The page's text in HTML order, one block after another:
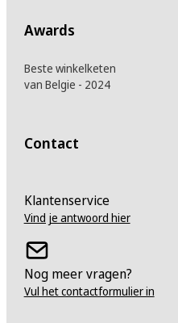
Awards
Beste winkelketen
van Belgie - 2024
Contact
Klantenservice
Vind je antwoord hier
Nog meer vragen?
Vul het contactformulier in